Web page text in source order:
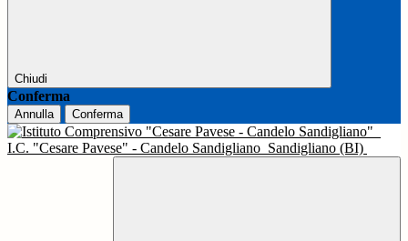
Chiudi
Conferma
Annulla Conferma
I.C. "Cesare Pavese" - Candelo Sandigliano Sandigliano (BI)